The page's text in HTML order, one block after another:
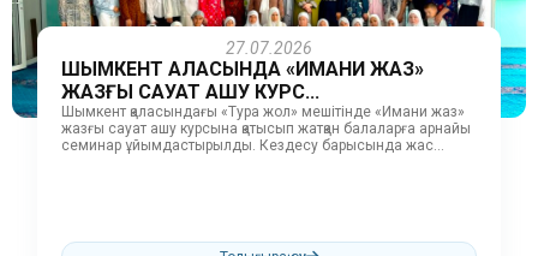
27.07.2026
ШЫМКЕНТ ҚАЛАСЫНДА «ИМАНИ ЖАЗ»
ЖАЗҒЫ САУАТ АШУ КУРС...
Шымкент қаласындағы «Тура жол» мешітінде «Имани жаз»
жазғы сауат ашу курсына қатысып жатқан балаларға арнайы
семинар ұйымдастырылды. Кездесу барысында жас